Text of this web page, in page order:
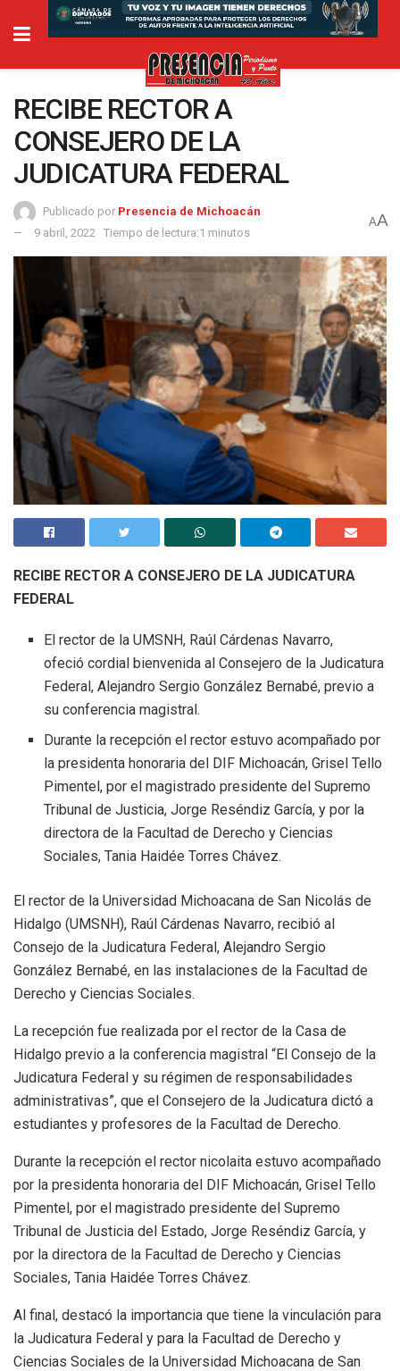
RECIBE RECTOR A
CONSEJERO DE LA
JUDICATURA FEDERAL
Publicado por Presencia de Michoacán
9 abril, 2022
Tiempo de lectura:1 minutos
AA
RECIBE RECTOR A CONSEJERO DE LA JUDICATURA
FEDERAL
El rector de la UMSNH, Raúl Cárdenas Navarro,
ofeció cordial bienvenida al Consejero de la Judicatura
Federal, Alejandro Sergio González Bernabé, previo a
su conferencia magistral.
Durante la recepción el rector estuvo acompañado por
la presidenta honoraria del DIF Michoacán, Grisel Tello
Pimentel, por el magistrado presidente del Supremo
Tribunal de Justicia, Jorge Reséndiz García, y por la
directora de la Facultad de Derecho y Ciencias
Sociales, Tania Haidée Torres Chávez.
El rector de la Universidad Michoacana de San Nicolás de
Hidalgo (UMSNH), Raúl Cárdenas Navarro, recibió al
Consejo de la Judicatura Federal, Alejandro Sergio
González Bernabé, en las instalaciones de la Facultad de
Derecho y Ciencias Sociales.
La recepción fue realizada por el rector de la Casa de
Hidalgo previo a la conferencia magistral “El Consejo de la
Judicatura Federal y su régimen de responsabilidades
administrativas”, que el Consejero de la Judicatura dictó a
estudiantes y profesores de la Facultad de Derecho.
Durante la recepción el rector nicolaita estuvo acompañado
por la presidenta honoraria del DIF Michoacán, Grisel Tello
Pimentel, por el magistrado presidente del Supremo
Tribunal de Justicia del Estado, Jorge Reséndiz García, y
por la directora de la Facultad de Derecho y Ciencias
Sociales, Tania Haidée Torres Chávez.
Al final, destacó la importancia que tiene la vinculación para
la Judicatura Federal y para la Facultad de Derecho y
Ciencias Sociales de la Universidad Michoacana de San